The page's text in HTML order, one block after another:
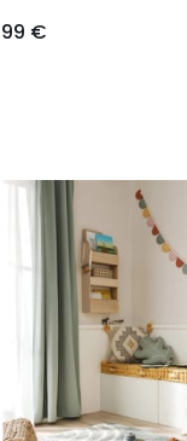
€